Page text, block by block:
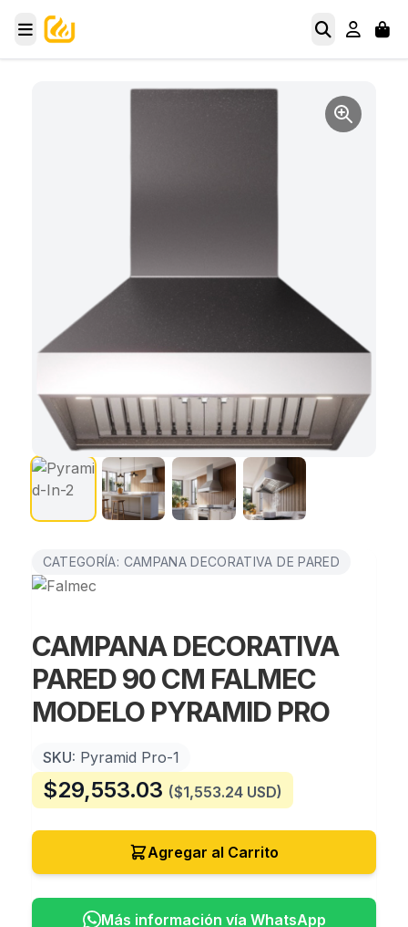
CATEGORÍA: CAMPANA DECORATIVA DE PARED
CAMPANA DECORATIVA
PARED 90 CM FALMEC
MODELO PYRAMID PRO
SKU: Pyramid Pro-1
$29,553.03 ($1,553.24 USD)
Agregar al Carrito
Más información vía WhatsApp